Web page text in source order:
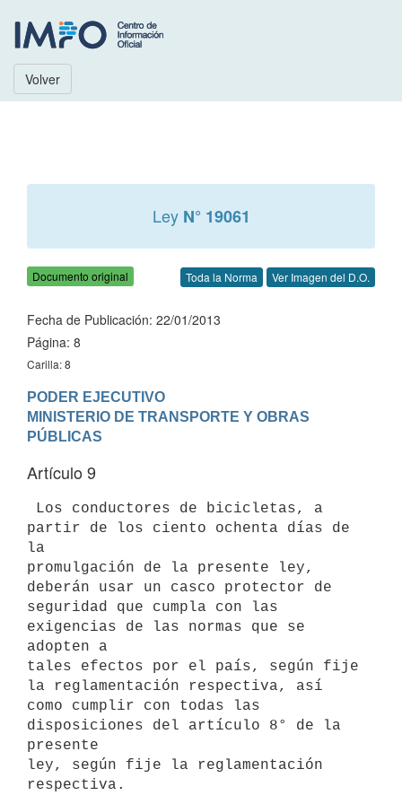
Volver
Ley N° 19061
Documento original Toda la Norma Ver Imagen del D.O.
Fecha de Publicación: 22/01/2013
Página: 8
Carilla: 8
PODER EJECUTIVO
MINISTERIO DE TRANSPORTE Y OBRAS
Artículo 9
partir de los ciento ochenta días de
la
promulgación de la presente ley,
deberán usar un casco protector de
seguridad que cumpla con las
exigencias de las normas que se
adopten a
tales efectos por el país, según fije
la reglamentación respectiva, así
como cumplir con todas las
disposiciones del artículo 8° de la
presente
ley, según fije la reglamentación